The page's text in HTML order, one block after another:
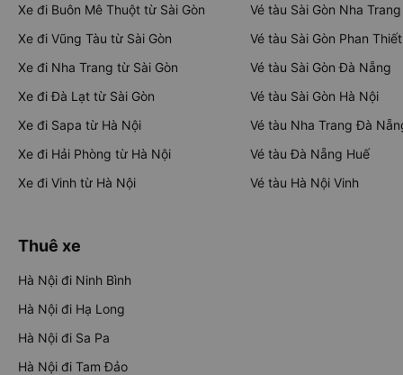
Xe đi Buôn Mê Thuột từ Sài Gòn
Xe đi Vũng Tàu từ Sài Gòn
Xe đi Nha Trang từ Sài Gòn
Xe đi Đà Lạt từ Sài Gòn
Xe đi Sapa từ Hà Nội
Xe đi Hải Phòng từ Hà Nội
Xe đi Vinh từ Hà Nội
Vé tàu Sài Gòn Nha Trang
Vé tàu Sài Gòn Phan Thiết
Vé tàu Sài Gòn Đà Nẵng
Vé tàu Sài Gòn Hà Nội
Vé tàu Nha Trang Đà
Vé tàu Đà Nẵng Huế
Vé tàu Hà Nội Vinh
Thuê xe
Hà Nội đi Ninh Bình
Hà Nội đi Hạ Long
Hà Nội đi Sa Pa
Hà Nội đi Tam Đảo